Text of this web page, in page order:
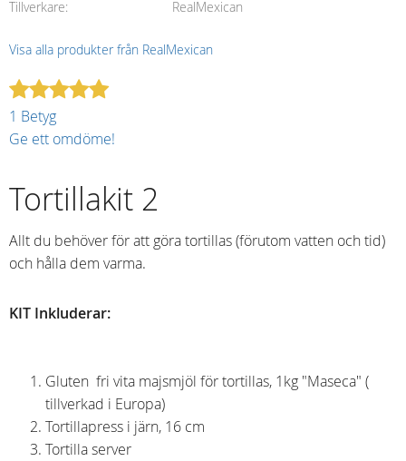
Tillverkare
RealMexican
Visa alla produkter från RealMexican
1 Betyg
Ge ett omdöme!
Tortillakit 2
Allt du behöver för att göra tortillas (förutom vatten och tid)
och hålla dem varma.
KIT Inkluderar:
Gluten fri vita majsmjöl för tortillas, 1kg "Maseca" (
tillverkad i Europa)
Tortillapress i järn, 16 cm
Tortilla server